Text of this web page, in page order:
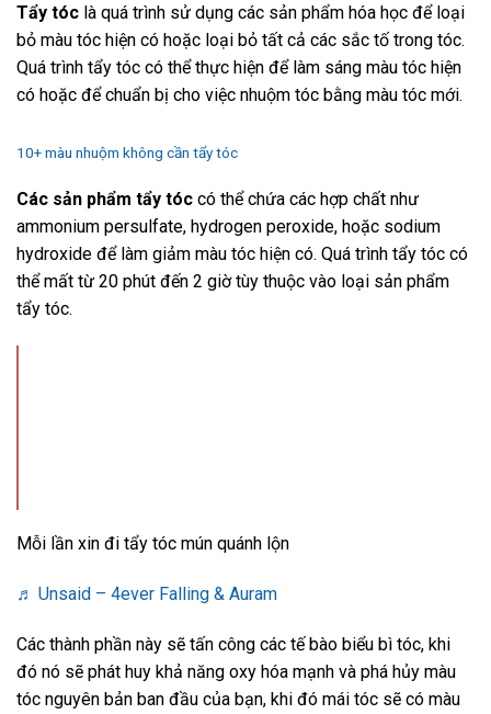
Tẩy tóc là quá trình sử dụng các sản phẩm hóa học để loại
bỏ màu tóc hiện có hoặc loại bỏ tất cả các sắc tố trong tóc.
Quá trình tẩy tóc có thể thực hiện để làm sáng màu tóc hiện
có hoặc để chuẩn bị cho việc nhuộm tóc bằng màu tóc mới.
10+ màu nhuộm không cần tẩy tóc
Các sản phẩm tẩy tóc có thể chứa các hợp chất như
ammonium persulfate, hydrogen peroxide, hoặc sodium
hydroxide để làm giảm màu tóc hiện có. Quá trình tẩy tóc có
thể mất từ 20 phút đến 2 giờ tùy thuộc vào loại sản phẩm
tẩy tóc.
Mỗi lần xin đi tẩy tóc mún quánh lộn
♬ Unsaid – 4ever Falling & Auram
Các thành phần này sẽ tấn công các tế bào biểu bì tóc, khi
đó nó sẽ phát huy khả năng oxy hóa mạnh và phá hủy màu
tóc nguyên bản ban đầu của bạn, khi đó mái tóc sẽ có màu